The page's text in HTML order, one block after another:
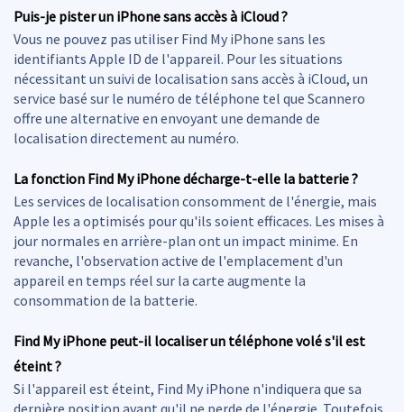
Puis-je pister un iPhone sans accès à iCloud ?
Vous ne pouvez pas utiliser Find My iPhone sans les
identifiants Apple ID de l'appareil. Pour les situations
nécessitant un suivi de localisation sans accès à iCloud, un
service basé sur le numéro de téléphone tel que Scannero
offre une alternative en envoyant une demande de
localisation directement au numéro.
La fonction Find My iPhone décharge-t-elle la batterie ?
Les services de localisation consomment de l'énergie, mais
Apple les a optimisés pour qu'ils soient efficaces. Les mises à
jour normales en arrière-plan ont un impact minime. En
revanche, l'observation active de l'emplacement d'un
appareil en temps réel sur la carte augmente la
consommation de la batterie.
Find My iPhone peut-il localiser un téléphone volé s'il est
éteint ?
Si l'appareil est éteint, Find My iPhone n'indiquera que sa
dernière position avant qu'il ne perde de l'énergie. Toutefois,